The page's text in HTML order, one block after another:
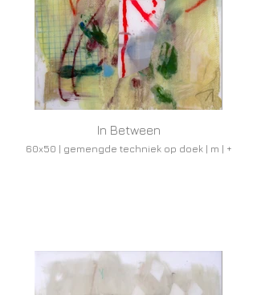
In Between
60x50 | gemengde techniek op doek | m | +